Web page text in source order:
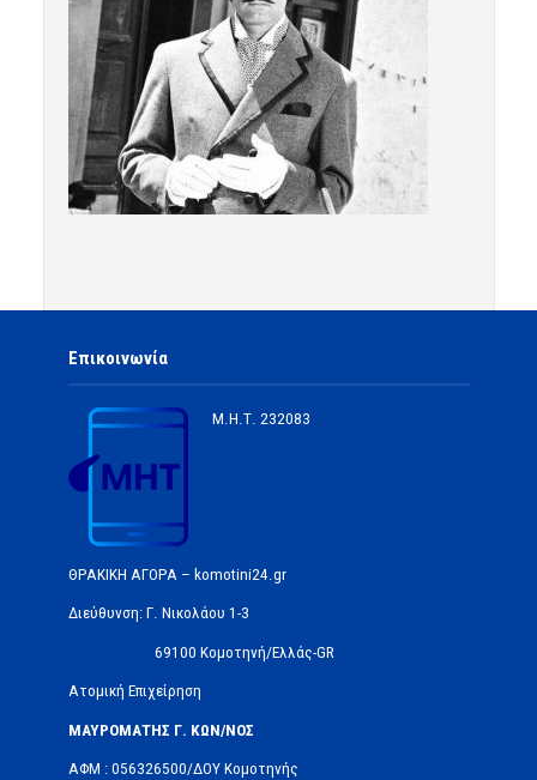
Επικοινωνία
Μ.Η.Τ. 232083
ΘΡΑΚΙΚΗ ΑΓΟΡΑ – komotini24.gr
Διεύθυνση: Γ. Νικολάου 1-3
69100 Κομοτηνή/Ελλάς-GR
Ατομική Επιχείρηση
ΜΑΥΡΟΜΑΤΗΣ Γ. ΚΩΝ/ΝΟΣ
ΑΦΜ : 056326500/ΔOΥ Κομοτηνής